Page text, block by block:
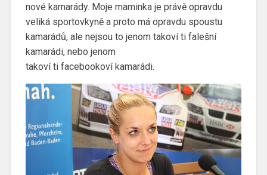
nové kamarády. Moje maminka je právě opravdu
veliká sportovkyně a proto má opravdu spoustu
kamarádů, ale nejsou to jenom takoví ti falešní
kamarádi, nebo jenom
takoví ti facebookoví kamarádi.